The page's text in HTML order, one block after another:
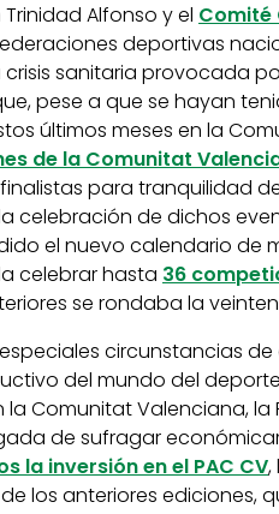
Alfonso y el Comité
deportivas
sanitaria provocada
pese a que se hayan
últimos meses en la
de la Comunitat
para tranquilidad
celebración de dichos
el nuevo calendario de
celebrar hasta 36
se rondaba la
circunstancias
del mundo del
la Comunitat Valenciana,
de sufragar
la inversión en el PAC CV,
los anteriores ediciones,